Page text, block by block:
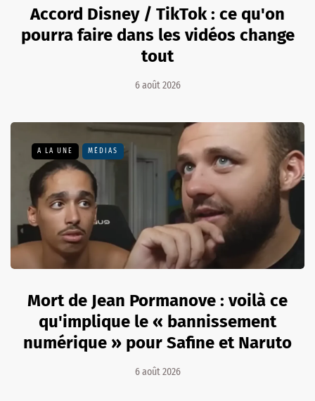
Accord Disney / TikTok : ce qu'on
pourra faire dans les vidéos change
tout
6 août 2026
A LA UNE MÉDIAS
Mort de Jean Pormanove : voilà ce
qu'implique le « bannissement
numérique » pour Safine et Naruto
6 août 2026